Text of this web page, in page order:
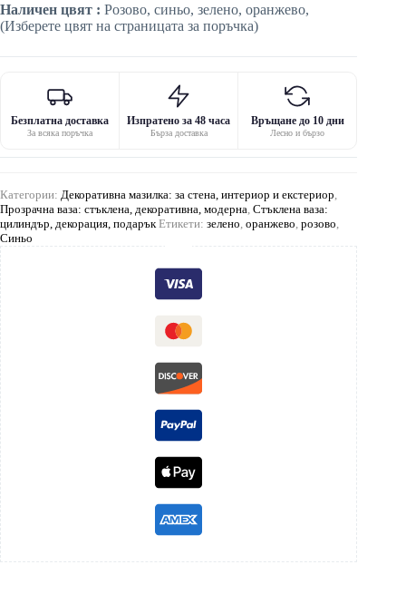
Наличен цвят : Розово, синьо, зелено, оранжево,
(Изберете цвят на страницата за поръчка)
Безплатна доставка
За всяка поръчка
Изпратено за 48 часа
Бърза доставка
Връщане до 10 дни
Лесно и бързо
Категории: Декоративна мазилка: за стена, интериор и екстериор
Прозрачна ваза: стъклена, декоративна, модерна Стъклена ваза:
цилиндър, декорация, подарък Етикети: зелено оранжево розово
Синьо